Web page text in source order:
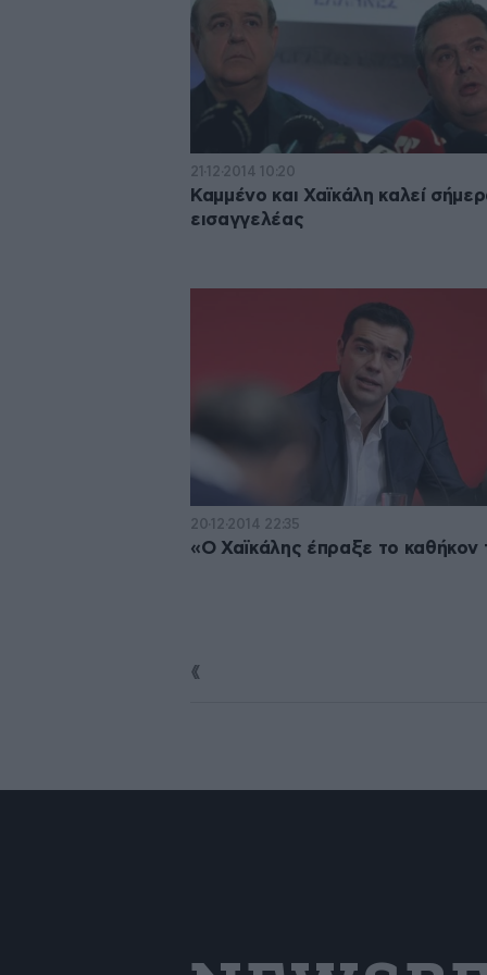
21·12·2014 10:20
Καμμένο και Χαϊκάλη καλεί
εισαγγελέας
20·12·2014 22:35
«Ο Χαϊκάλης έπραξε το καθήκον